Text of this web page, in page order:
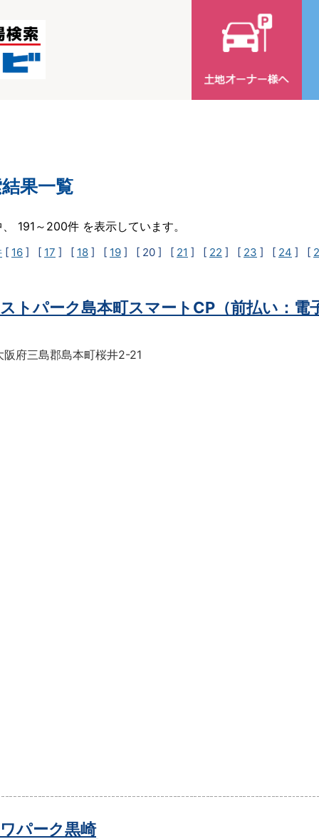
果一覧
191～200件 を表示しています。
[ 16 ] [ 17 ] [ 18 ] [ 19 ] [ 20 ] [ 21 ] [ 22 ] [ 23 ] [ 24 ] [
ストパーク島本町スマートCP（前払い：電
阪府三島郡島本町桜井2-21
パーク黒崎